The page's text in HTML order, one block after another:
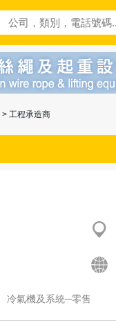
> 工程承造商
冷氣機及系統─零售